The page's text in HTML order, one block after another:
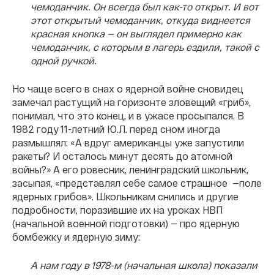
чемоданчик. Он всегда был как-то открыт. И вот
этот открытый чемоданчик, откуда виднеется
красная кнопка — он выглядел примерно как
чемоданчик, с которым в лагерь ездили, такой с
одной ручкой.
Но чаще всего в снах о ядерной войне сновидец
замечал растущий на горизонте зловещий «гриб»,
понимал, что это конец, и в ужасе просыпался. В
1982 году 11-летний Ю.Л. перед сном иногда
размышлял: «А вдруг американцы уже запустили
ракеты? И осталось минут десять до атомной
войны?» А его ровесник, ленинградский школьник,
засыпая, «представлял себе самое страшное —поле
ядерных грибов». Школьникам снились и другие
подробности, поразившие их на уроках НВП
(начальной военной подготовки) — про ядерную
бомбежку и ядерную зиму:
А нам году в 1978-м (начальная школа) показали